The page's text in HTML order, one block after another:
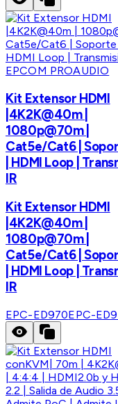
EPCOM PROAUDIO
Kit Extensor HDMI
|4K2K@40m |
1080p@70m |
Cat5e/Cat6 |
| HDMI Loop |
IR
Kit Extensor HDMI
|4K2K@40m |
1080p@70m |
Cat5e/Cat6 |
| HDMI Loop |
IR
EPC-ED970EPC-